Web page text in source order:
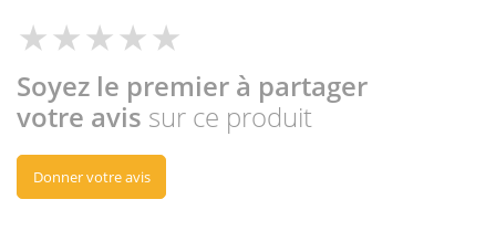
Soyez le premier à partager
votre avis sur ce produit
Donner votre avis